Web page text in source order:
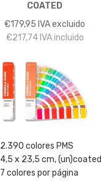
COATED
€179,95 IVA excluido
€217,74IVA incluido
2.390 colores PMS
4,5 x 23,5 cm, (un)coated
7 colores por página